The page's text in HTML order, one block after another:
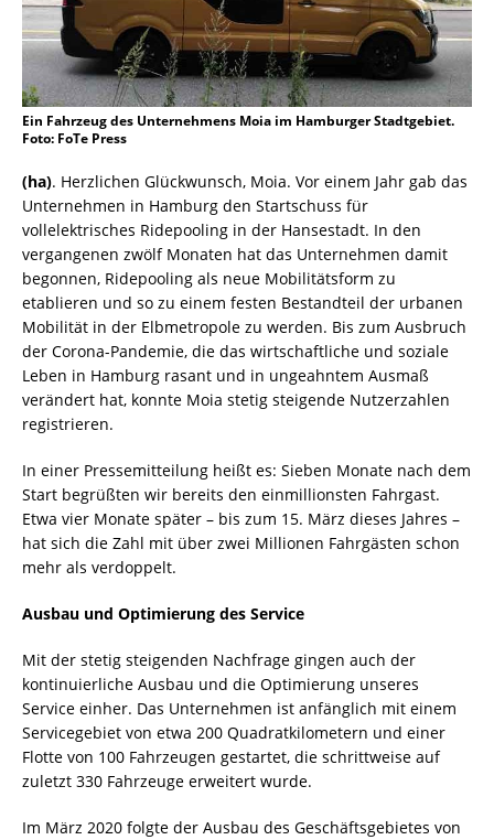
Ein Fahrzeug des Unternehmens Moia im Hamburger Stadtgebiet.
Foto: FoTe Press
(ha). Herzlichen Glückwunsch, Moia. Vor einem Jahr gab das
Unternehmen in Hamburg den Startschuss für
vollelektrisches Ridepooling in der Hansestadt. In den
vergangenen zwölf Monaten hat das Unternehmen damit
begonnen, Ridepooling als neue Mobilitätsform zu
etablieren und so zu einem festen Bestandteil der urbanen
Mobilität in der Elbmetropole zu werden. Bis zum Ausbruch
der Corona-Pandemie, die das wirtschaftliche und soziale
Leben in Hamburg rasant und in ungeahntem Ausmaß
verändert hat, konnte Moia stetig steigende Nutzerzahlen
registrieren.
In einer Pressemitteilung heißt es: Sieben Monate nach dem
Start begrüßten wir bereits den einmillionsten Fahrgast.
Etwa vier Monate später – bis zum 15. März dieses Jahres –
hat sich die Zahl mit über zwei Millionen Fahrgästen schon
mehr als verdoppelt.
Ausbau und Optimierung des Service
Mit der stetig steigenden Nachfrage gingen auch der
kontinuierliche Ausbau und die Optimierung unseres
Service einher. Das Unternehmen ist anfänglich mit einem
Servicegebiet von etwa 200 Quadratkilometern und einer
Flotte von 100 Fahrzeugen gestartet, die schrittweise auf
zuletzt 330 Fahrzeuge erweitert wurde.
Im März 2020 folgte der Ausbau des Geschäftsgebietes von